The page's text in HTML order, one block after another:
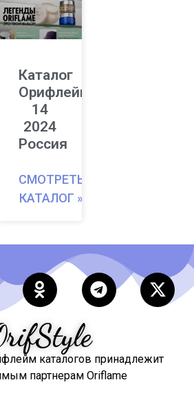
Каталог
Орифлейм
14
2024
Россия
СМОТРЕТЬ
КАТАЛОГ »
каталогов принадлежит
партнерам Oriflame